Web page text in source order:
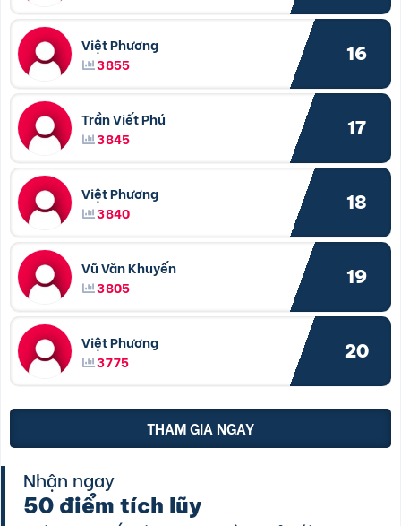
Việt Phương
3855
16
Trần Viết Phú
3845
17
Việt Phương
3840
18
Vũ Văn Khuyến
3805
19
Việt Phương
3775
20
THAM GIA NGAY
Nhận ngay
50 điểm tích lũy